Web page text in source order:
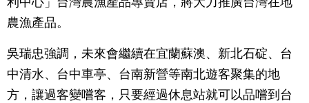
農漁產品。
吳瑞忠強調，未來會繼續在宜蘭蘇澳、新北石碇、台
中清水、台中車亭、台南新營等南北遊客聚集的地
方，讓過客變嚐客，只要經過休息站就可以品嚐到台